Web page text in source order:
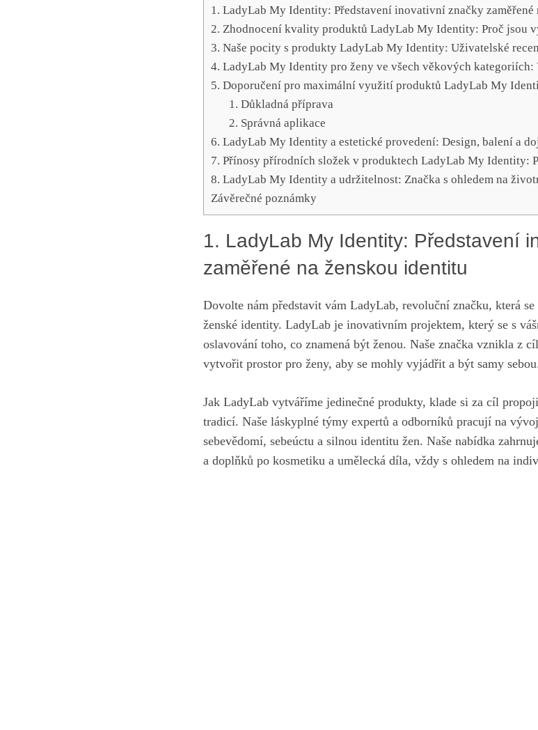
1.‍ LadyLab My Identity: Představení inovativní značky zaměřené‌
2. ​Zhodnocení kvality​ produktů LadyLab My Identity: Proč jsou
3. Naše‌ pocity s produkty LadyLab My Identity: Uživatelské
4. LadyLab‍ My Identity pro ženy ​ve všech ⁣věkových kategoriích:
5. Doporučení pro maximální využití⁤ produktů LadyLab My
1. Důkladná příprava
2. ⁣Správná ⁤aplikace
6. LadyLab My⁢ Identity a estetické provedení: Design, balení a‍
7. Přínosy ​přírodních ‌složek v produktech LadyLab My Identity:​
8. LadyLab My Identity a udržitelnost: Značka s ohledem‌ na
Závěrečné ⁤poznámky
1.‍ LadyLab My Identity: Představení
zaměřené‌ na ženskou identitu
Dovolte⁣ nám představit vám LadyLab, revoluční značku, která
‍ženské identity. ⁢LadyLab je​ inovativním projektem, který se s
oslavování ⁣toho, co znamená​ být ‌ženou. Naše značka ⁢vznikla z⁣
vytvořit prostor pro ženy, ‌aby se mohly vyjádřit a být samy
Jak LadyLab vytváříme jedinečné produkty, klade si za cíl
tradicí. Naše láskyplné týmy expertů a odborníků pracují na
sebevědomí, ⁢sebeúctu a ⁤silnou identitu žen. Naše nabídka
a doplňků po kosmetiku ⁤a umělecká díla, vždy s ohledem na